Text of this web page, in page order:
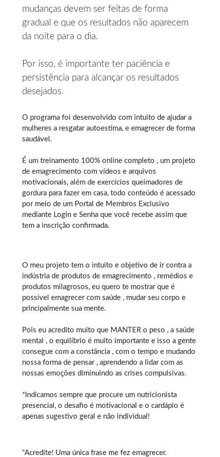
mudanças devem ser feitas de forma
gradual e que os resultados não aparecem
da noite para o dia.
Por isso, é importante ter paciência e
persistência para alcançar os resultados
desejados.
O programa foi desenvolvido com intuito de ajudar a
mulheres a resgatar autoestima, e emagrecer de forma
saudável .
É um treinamento 100% online completo , um projeto
de emagrecimento com vídeos e arquivos
motivacionais, além de exercícios queimadores de
gordura para fazer em casa, todo conteúdo é acessado
por meio de um Portal de Membros Exclusivo
mediante Login e Senha que você recebe assim que
tem a inscrição confirmada.
O meu projeto tem o intuito e objetivo de ir contra a
indústria de produtos de emagrecimento , remédios e
produtos milagrosos, eu quero te mostrar que é
possível emagrecer com saúde , mudar seu corpo e
principalmente sua mente.
Pois eu acredito muito que MANTER o peso , a saúde
mental , o equilíbrio é muito importante e isso a gente
consegue com a constância , com o tempo e mudando
nossa forma de pensar , aprendendo a lidar com as
nossas emoções diminuindo as crises compulsivas.
*Indicamos sempre que procure um nutricionista
presencial, o desafio é motivacional e o cardápio é
apenas sugestivo geral e não individual!
"Acredite! Uma única frase me fez emagrecer.